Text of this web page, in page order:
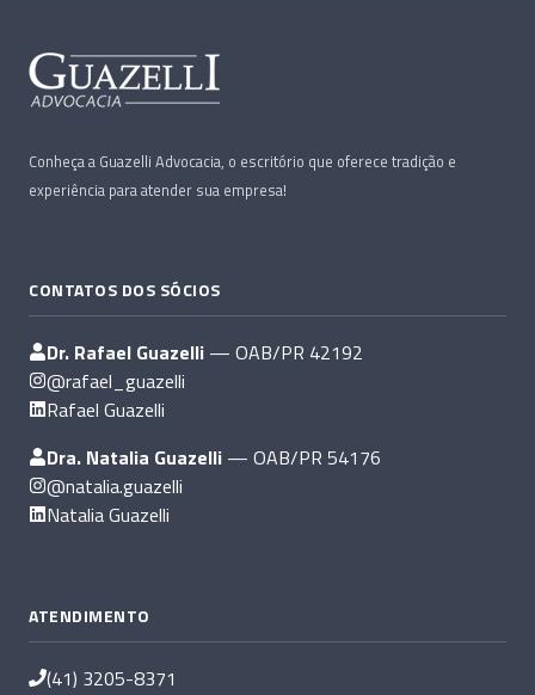
Conheça a Guazelli Advocacia, o escritório que oferece tradição e
experiência para atender sua empresa!
CONTATOS DOS SÓCIOS
Dr. Rafael Guazelli — OAB/PR 42192
@rafael_guazelli
Rafael Guazelli
Dra. Natalia Guazelli — OAB/PR 54176
@natalia.guazelli
Natalia Guazelli
ATENDIMENTO
(41) 3205-8371